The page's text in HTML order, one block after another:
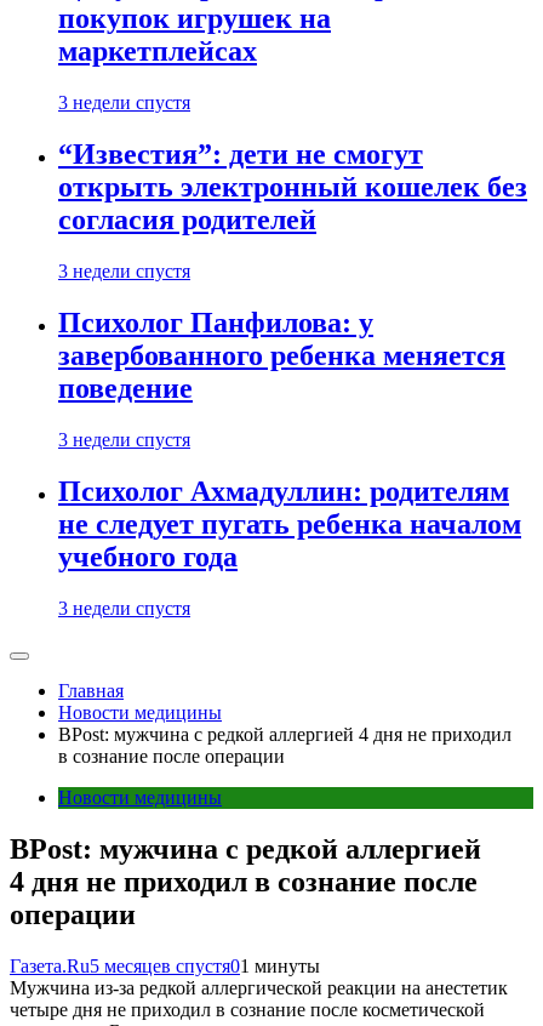
покупок игрушек на
маркетплейсах
3 недели спустя
“Известия”: дети не смогут
открыть электронный кошелек без
согласия родителей
3 недели спустя
Психолог Панфилова: у
завербованного ребенка меняется
поведение
3 недели спустя
Психолог Ахмадуллин: родителям
не следует пугать ребенка началом
учебного года
3 недели спустя
Главная
Новости медицины
BPost: мужчина с редкой аллергией 4 дня не приходил
в сознание после операции
Новости медицины
BPost: мужчина с редкой аллергией
4 дня не приходил в сознание после
операции
Газета.Ru5 месяцев спустя01 минуты
Мужчина из-за редкой аллергической реакции на анестетик
четыре дня не приходил в сознание после косметической